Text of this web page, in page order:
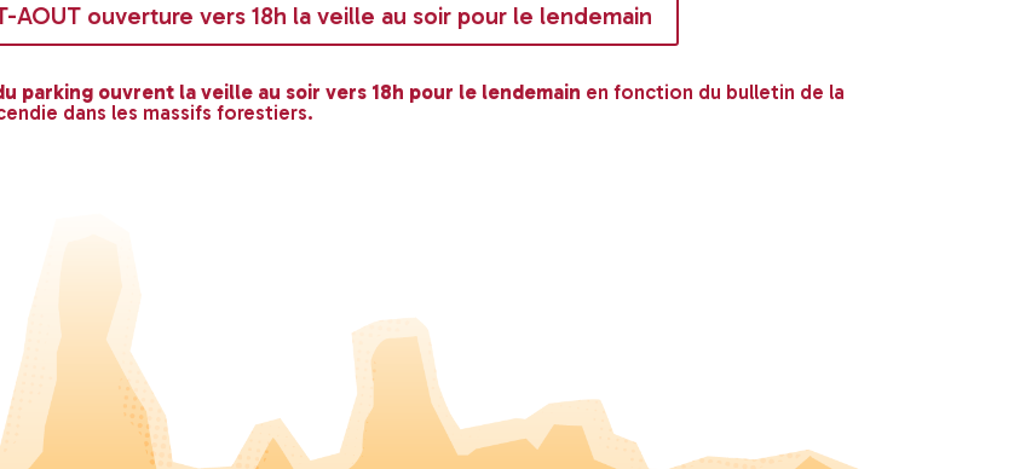
AOUT ouverture vers 18h la veille au soir pour le lendemain
ouvrent la veille au soir vers 18h pour le lendemain en fonction du bulletin de la
dans les massifs forestiers.